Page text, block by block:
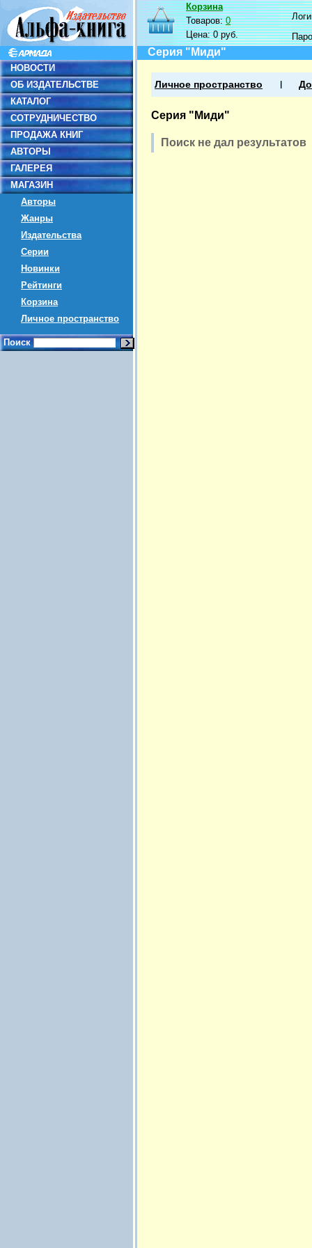
НОВОСТИ
ОБ ИЗДАТЕЛЬСТВЕ
КАТАЛОГ
СОТРУДНИЧЕСТВО
ПРОДАЖА КНИГ
АВТОРЫ
ГАЛЕРЕЯ
МАГАЗИН
Авторы
Жанры
Издательства
Серии
Новинки
Рейтинги
Корзина
Личное пространство
Поиск
Корзина
Товаров:0
Цена:0 руб.
Серия "Миди"
Личное пространство
Серия "Миди"
Поиск не дал результатов